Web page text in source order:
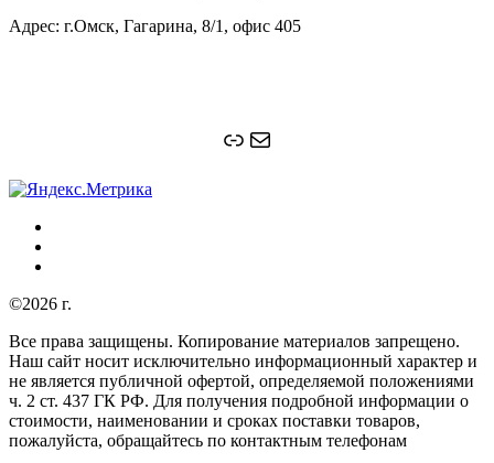
Адрес: г.Омск, Гагарина, 8/1, офис 405
Ссылка
Почта
©2026 г.
Все права защищены. Копирование материалов запрещено.
Наш сайт носит исключительно информационный характер и
не является публичной офертой, определяемой положениями
ч. 2 ст. 437 ГК РФ. Для получения подробной информации о
стоимости, наименовании и сроках поставки товаров,
пожалуйста, обращайтесь по контактным телефонам